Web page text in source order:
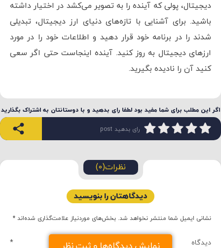
دیجیتال، پولی که آینده را به تصویر می‌کشد در اختیار داشته
باشید. برای آشنایی با تازه‌های دنیای ارز دیجیتال، تبدیلی
شدند را در برنامه خود قرار دهید و اطلاعات خود را در مورد
ارزهای دیجیتال به روز کنید. آینده اینجاست حتی اگر سعی
کنید آن را نادیده بگیرید.
اگر این مطلب برای شما مفید بود لطفا رای بدهید و با دوستانتان به اشتراک بگذارید
رای بدهید post
نظرات(0)
دیدگاهتان را بنویسید
نشانی ایمیل شما منتشر نخواهد شد. بخش‌های موردنیاز علامت‌گذاری شده‌اند *
دیدگاه *